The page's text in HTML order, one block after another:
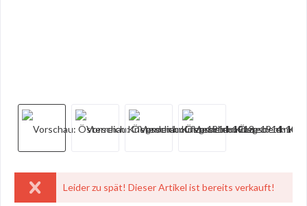
Leider zu spät! Dieser Artikel ist bereits verkauft!